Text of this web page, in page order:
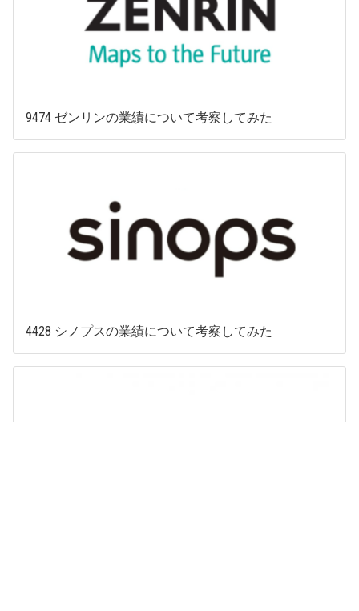
9474 ゼンリンの業績について考察してみた
4428 シノプスの業績について考察してみた